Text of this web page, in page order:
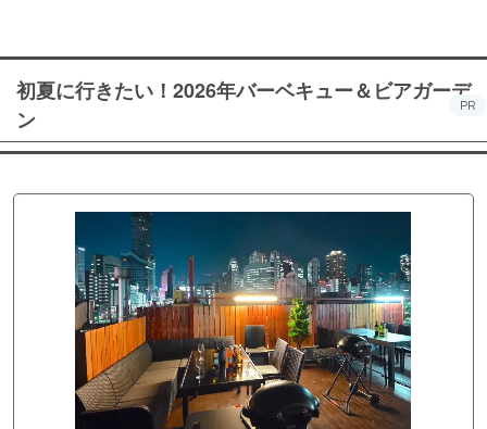
初夏に行きたい！2026年バーベキュー＆ビアガーデ
ン
PR